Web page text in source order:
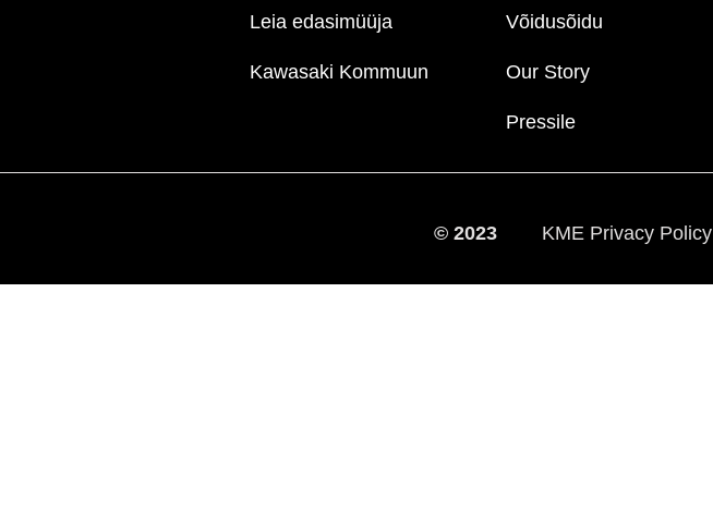
Leia edasimüüja
Kawasaki Kommuun
Võidusõidu
Our Story
Pressile
© 2023 KME Privacy Policy